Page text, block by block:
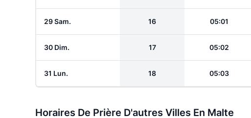
29 Sam. 16 05:01
30 Dim. 17 05:02
31 Lun. 18 05:03
Horaires De Prière D'autres Villes En Malte